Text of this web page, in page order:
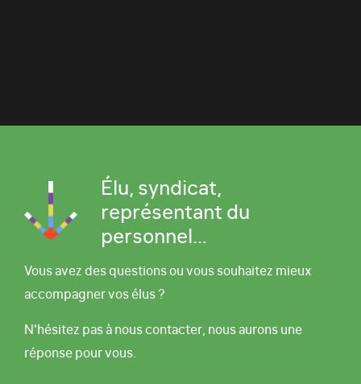
Élu, syndicat,
représentant du
personnel...
Vous avez des questions ou vous souhaitez mieux
accompagner vos élus ?
N'hésitez pas à nous contacter, nous aurons une
réponse pour vous.